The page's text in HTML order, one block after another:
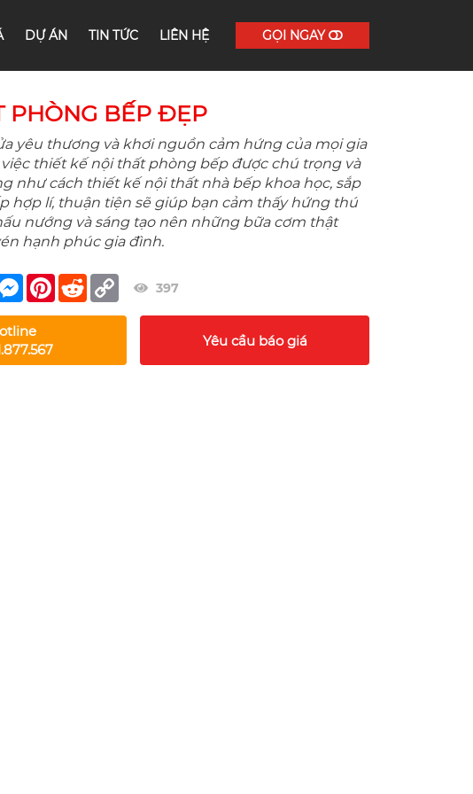
DỰ ÁN TIN TỨC LIÊN HỆ GỌI NGAY
PHÒNG BẾP ĐẸP
yêu thương và khơi nguồn cảm hứng của mọi gia
việc thiết kế nội thất phòng bếp được chú trọng và
như cách thiết kế nội thất nhà bếp khoa học, sắp
hợp lí, thuận tiện sẽ giúp bạn cảm thấy hứng thú
nướng và sáng tạo nên những bữa cơm thật
hạnh phúc gia đình.
Messenger
Pinterest
Reddit Copy
Link
397
Yêu cầu báo giá